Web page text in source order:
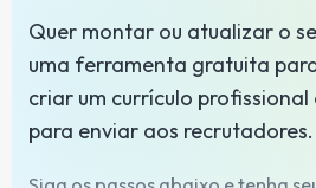
Quer montar ou atualizar o
uma ferramenta gratuita
criar um currículo profissional
para enviar aos recrutadores.